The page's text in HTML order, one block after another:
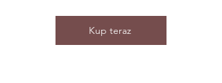
Kup teraz